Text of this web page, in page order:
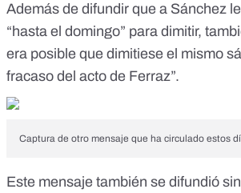
Además de difundir que a Sánchez
“hasta el domingo” para dimitir,
era posible que dimitiese el mismo
fracaso del acto de Ferraz”.
Captura de otro mensaje que ha circulado estos
Este mensaje también se difundió